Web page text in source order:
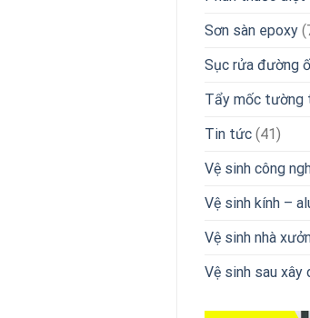
Sơn sàn epoxy
Sục rửa đường
Tẩy mốc tường
Tin tức(41)
Vệ sinh công
Vệ sinh kính –
Vệ sinh nhà
Vệ sinh sau xây